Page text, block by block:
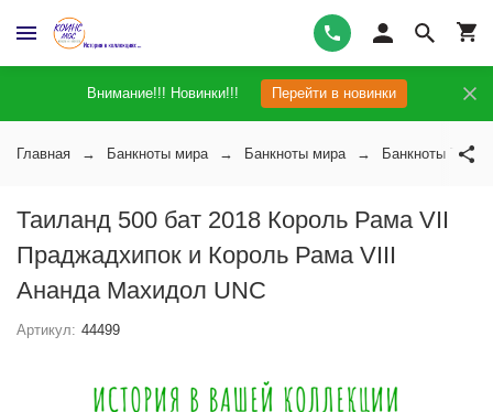
Внимание!!! Новинки!!! Перейти в новинки
Главная Банкноты мира Банкноты мира Банкноты
Таиланд 500 бат 2018 Король Рама VII
Праджадхипок и Король Рама VIII
Ананда Махидол UNC
Артикул: 44499